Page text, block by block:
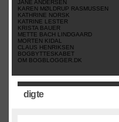
JANE ANDERSEN
KAREN MØLDRUP RASMUSSEN
KATHRINE NORSK
KATRINE LESTER
KRISTA BAUER
METTE BACH LINDGAARD
MORTEN KIDAL
CLAUS HENRIKSEN
BOGBYTTESKABET
OM BOGBLOGGER.DK
digte